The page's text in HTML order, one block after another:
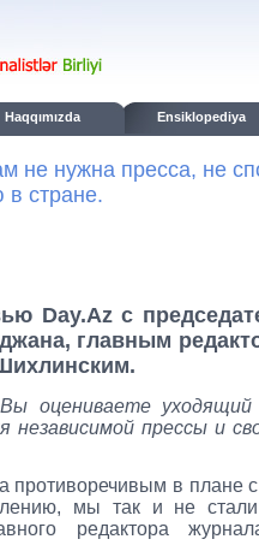
Haqqımızda Ensiklopediya
не нужна пресса, не
в стране.
Day.Az с
главным
оцениваете
независимой прессы и
противоречивым в плане
мы так и не стали
редактора